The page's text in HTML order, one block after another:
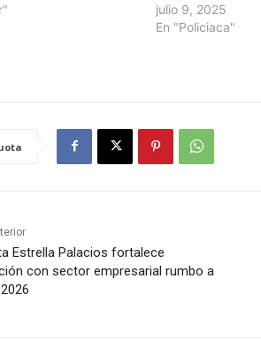
julio 9, 2025
En "Policiaca"
Estrella Palacios fortalece
con sector empresarial rumbo a